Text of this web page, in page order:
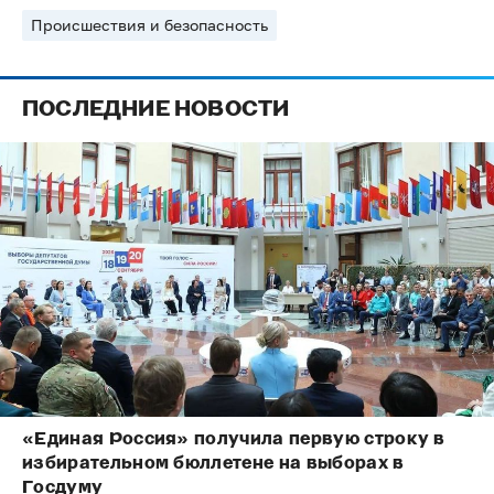
Происшествия и безопасность
ПОСЛЕДНИЕ НОВОСТИ
«Единая Россия» получила первую строку в
избирательном бюллетене на выборах в
Госдуму